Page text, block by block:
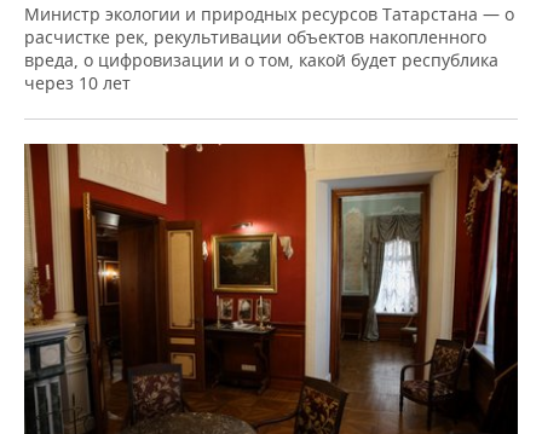
Министр экологии и природных ресурсов Татарстана — о
расчистке рек, рекультивации объектов накопленного
вреда, о цифровизации и о том, какой будет республика
через 10 лет